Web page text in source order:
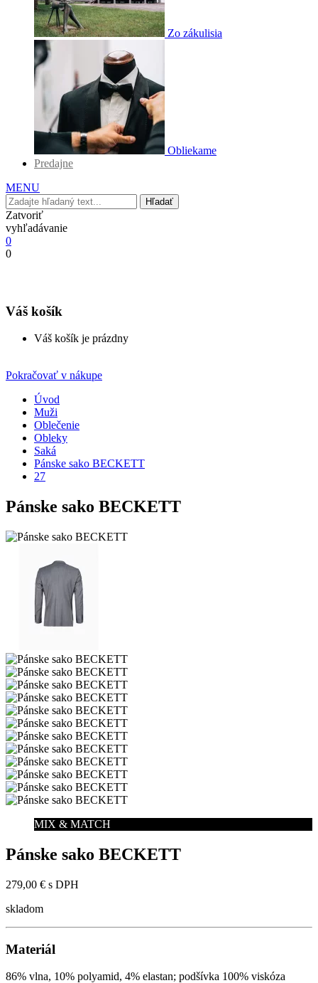
Zo zákulisia
Obliekame
Predajne
MENU
Hľadať
Zatvoriť
vyhľadávanie
0
0
Váš košík
Váš košík je prázdny
Pokračovať v nákupe
Úvod
Muži
Oblečenie
Obleky
Saká
Pánske sako BECKETT
27
Pánske sako BECKETT
MIX & MATCH
Pánske sako BECKETT
279,00 € s DPH
skladom
Materiál
86% vlna, 10% polyamid, 4% elastan; podšívka 100% viskóza